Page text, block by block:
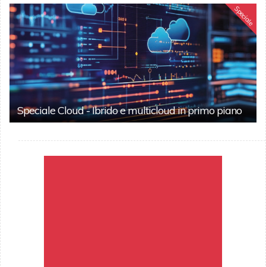
Speciale
Speciale Cloud - Ibrido e multicloud in primo piano